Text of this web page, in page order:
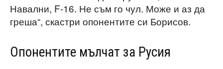
Навални, F-16. Не съм го чул. Може и аз да
греша“, скастри опонентите си Борисов.
Опонентите мълчат за Русия